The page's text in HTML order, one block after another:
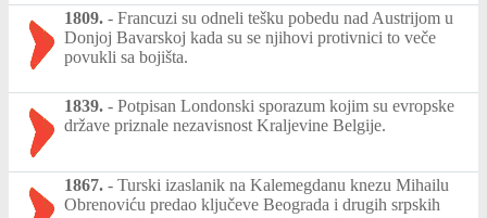
1809. - Francuzi su odneli tešku pobedu nad Austrijom u
Donjoj Bavarskoj kada su se njihovi protivnici to veče
povukli sa bojišta.
1839. - Potpisan Londonski sporazum kojim su evropske
države priznale nezavisnost Kraljevine Belgije.
1867. - Turski izaslanik na Kalemegdanu knezu Mihailu
Obrenoviću predao ključeve Beograda i drugih srpskih